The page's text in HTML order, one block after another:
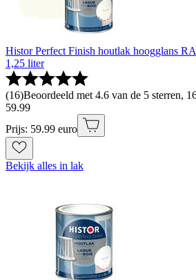
Histor Perfect Finish houtlak hoogglans
1,25 liter
(16)Beoordeeld met 4.6 van de 5 sterren,
59.99
Prijs: 59.99 euro
Bekijk alles in lak